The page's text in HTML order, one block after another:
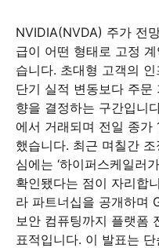
NVIDIA(NVDA) 주가 전
급이 어떤 형태로 고정
습니다. 초대형 고객의
단기 실적 변동보다 주
향을 결정하는 구간입니
에서 거래되며 전일 종
했습니다. 최근 며칠간
심에는 ‘하이퍼스케일러
확인됐다는 점이 자리합
라 파트너십을 공개하며
보안 컴퓨팅까지 플랫폼
표적입니다. 이 발표는